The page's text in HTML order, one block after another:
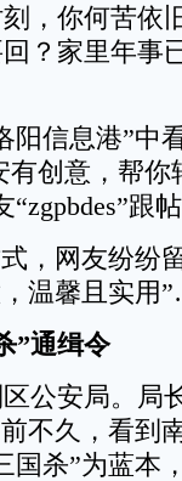
，你何苦依
？家里年事
信息港”中
有创意，帮
跟
网友纷纷
，温馨且实
”通缉令
公安局。局
不久，看到
国杀”为蓝本